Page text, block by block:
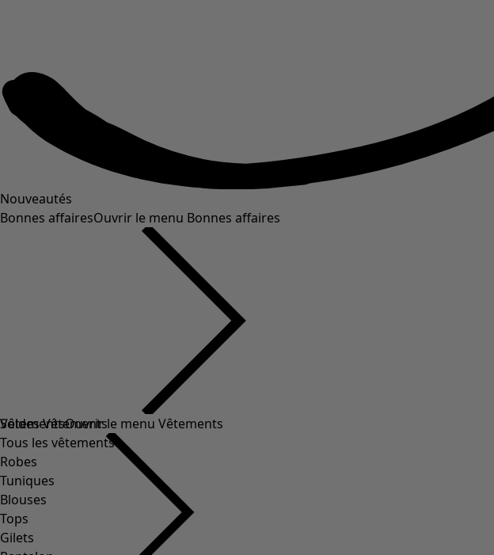
Nouveautés
Bonnes affairesOuvrir le menu Bonnes affaires
Soldes Vêtements
Tous les vêtements
Robes
Tuniques
Blouses
Tops
Gilets
VêtementsOuvrir le menu Vêtements